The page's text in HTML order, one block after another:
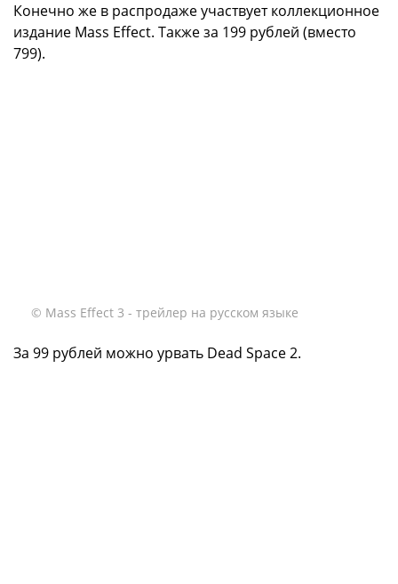
Конечно же в распродаже участвует коллекционное
издание Mass Effect. Также за 199 рублей (вместо
799).
© Mass Effect 3 - трейлер на русском языке
За 99 рублей можно урвать Dead Space 2.